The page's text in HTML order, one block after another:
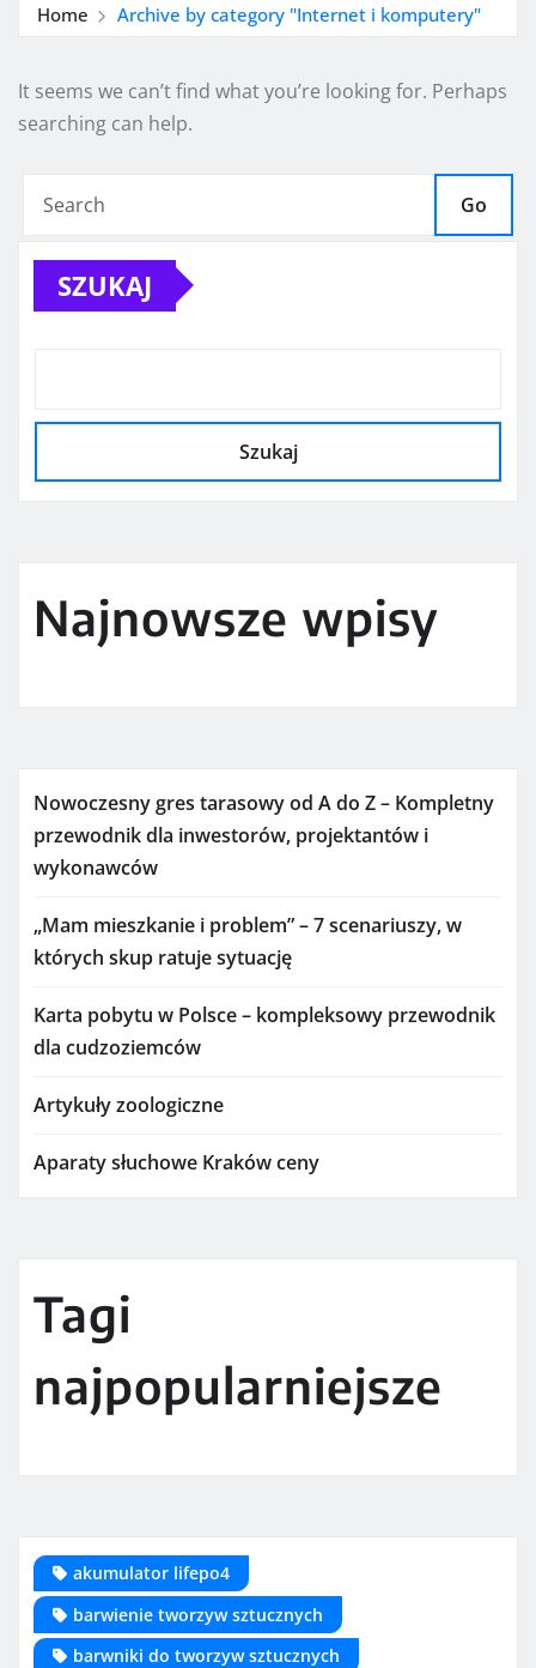
Home Archive by category "Internet i komputery"
It seems we can’t find what you’re looking for. Perhaps
searching can help.
Go
SZUKAJ
Szukaj
Najnowsze wpisy
Nowoczesny gres tarasowy od A do Z – Kompletny
przewodnik dla inwestorów, projektantów i
wykonawców
„Mam mieszkanie i problem” – 7 scenariuszy, w
których skup ratuje sytuację
Karta pobytu w Polsce – kompleksowy przewodnik
dla cudzoziemców
Artykuły zoologiczne
Aparaty słuchowe Kraków ceny
Tagi
najpopularniejsze
akumulator lifepo4
barwienie tworzyw sztucznych
barwniki do tworzyw sztucznych